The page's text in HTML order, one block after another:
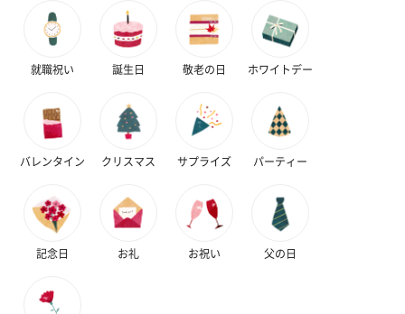
就職祝い 誕生日 敬老の日 ホワイトデー
バレンタイン クリスマス サプライズ パーティー
記念日 お礼 お祝い 父の日